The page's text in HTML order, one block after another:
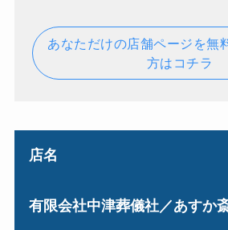
あなただけの店舗ページを無
方はコチラ
店名
有限会社中津葬儀社／あすか